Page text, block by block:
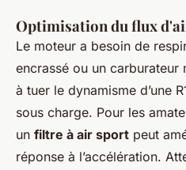
Optimisation du flux
Le moteur a besoin de
encrassé ou un
à tuer le dynamisme d’une
sous charge. Pour les
un filtre à air sport peut
réponse à l’accélération.